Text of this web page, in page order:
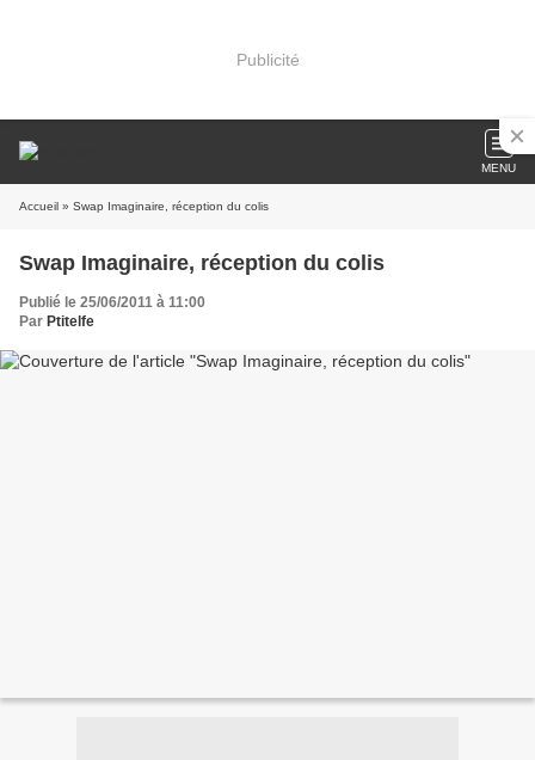
Publicité
MENU
Accueil » Swap Imaginaire, réception du colis
Swap Imaginaire, réception du colis
Publié le 25/06/2011 à 11:00
Par Ptitelfe